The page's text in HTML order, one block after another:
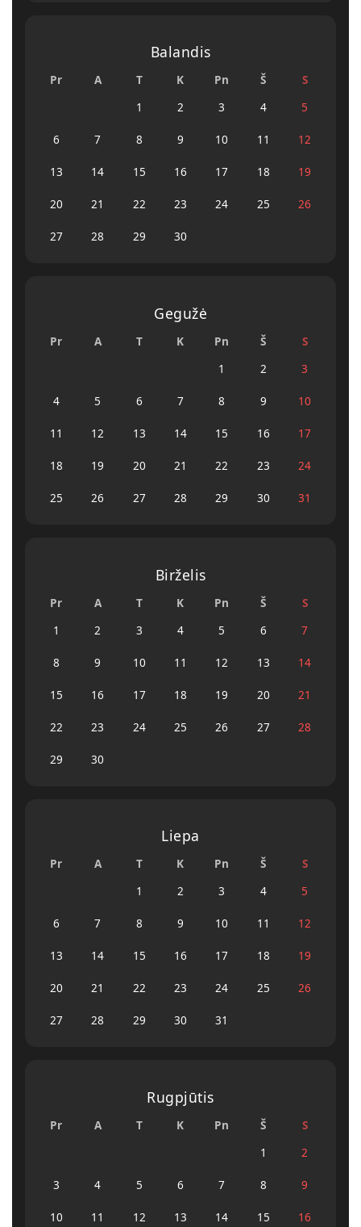
Balandis
Pr A T K Pn Š
S
1
2 3 4 5
6 7 8 9 10 11 12
13 14 15 16 17 18 19
20 21 22 23 24 25 26
27 28 29 30
Gegužė
Pr A T K Pn Š
S
1
2 3
4 5 6 7 8 9 10
11 12 13 14 15 16 17
18 19 20 21 22 23 24
25 26 27 28 29 30 31
Birželis
Pr A T K Pn Š
S
1
2 3 4 5 6 7
8 9 10 11 12 13 14
15 16 17 18 19 20 21
22 23 24 25 26 27 28
29 30
Liepa
Pr A T K Pn Š
S
1
2 3 4 5
6 7 8 9 10 11 12
13 14 15 16 17 18 19
20 21 22 23 24 25 26
27 28 29 30 31
Rugpjūtis
Pr A T K Pn Š
S
1
2
3 4 5 6 7 8 9
10 11 12 13 14 15 16